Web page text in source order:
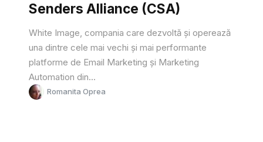
Senders Alliance (CSA)
White Image, compania care dezvoltă și operează
una dintre cele mai vechi și mai performante
platforme de Email Marketing și Marketing
Automation din...
Romanita Oprea